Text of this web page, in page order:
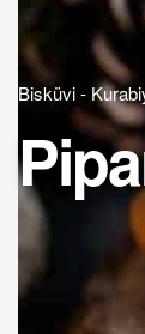
Bisküvi -